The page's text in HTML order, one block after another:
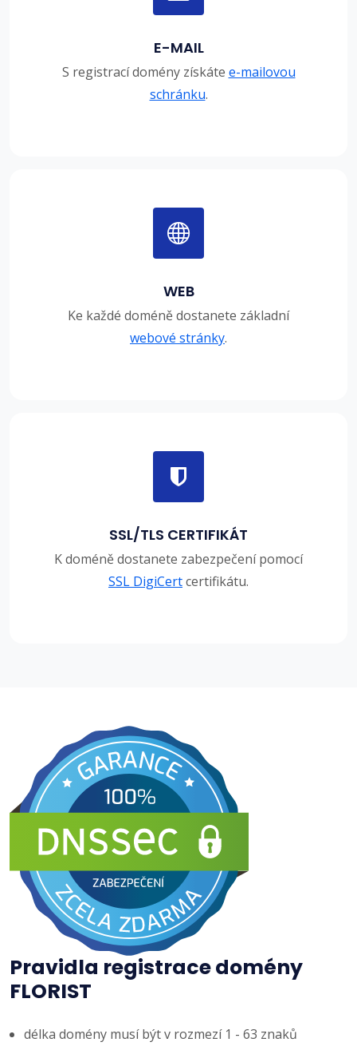
E-MAIL
S registrací domény získáte e-mailovou
schránku.
WEB
Ke každé doméně dostanete základní
webové stránky.
SSL/TLS CERTIFIKÁT
K doméně dostanete zabezpečení pomocí
SSL DigiCertcertifikátu.
Pravidla registrace domény
FLORIST
délka domény musí být v rozmezí 1 - 63 znaků